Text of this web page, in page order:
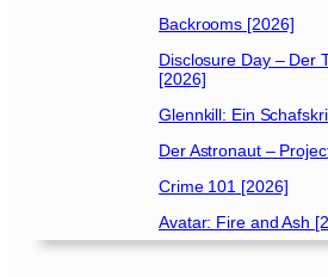
Backrooms [2026]
Disclosure Day – Der
[2026]
Glennkill: Ein
Der Astronaut –
Crime 101 [2026]
Avatar: Fire and Ash